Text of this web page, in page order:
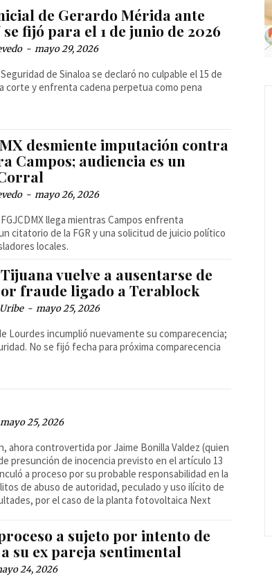
de Gerardo Mérida ante
fijó para el 1 de junio de 2026
- mayo 29, 2026
de Sinaloa se declaró no culpable el 15 de
corte y enfrenta cadena perpetua como pena
desmiente imputación contra
Campos; audiencia es un
- mayo 26, 2026
llega mientras Campos enfrenta
citatorio de la FGR y una solicitud de juicio político
locales.
vuelve a ausentarse de
fraude ligado a Terablock
- mayo 25, 2026
Lourdes incumplió nuevamente su comparecencia;
No se fijó fecha para próxima comparecencia
mayo 25, 2026
ahora controvertida por Jaime Bonilla Valdez (quien
presunción de inocencia previsto en el artículo 13
a proceso por su probable responsabilidad en la
de abuso de autoridad, peculado y uso ilícito de
por el caso de la planta fotovoltaica Next
a sujeto por intento de
su ex pareja sentimental
24, 2026